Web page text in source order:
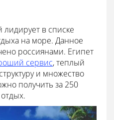
лидирует в списке
на море. Данное
россиянами. Египет
сервис, теплый
и множество
получить за 250